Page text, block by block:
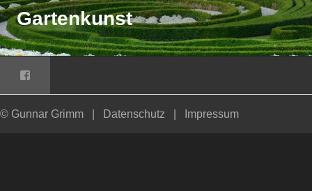
Gartenkunst
Facebook
© Gunnar Grimm | Datenschutz | Impressum